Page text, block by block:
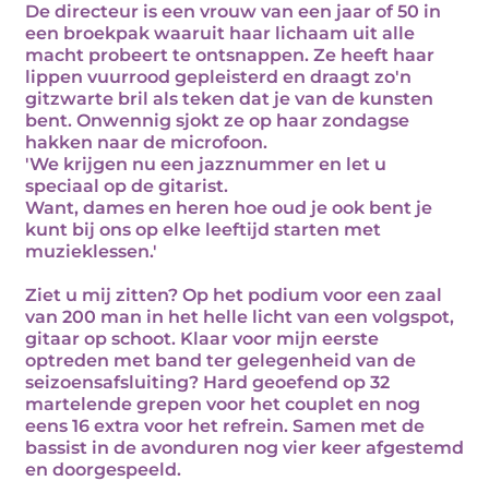
De directeur is een vrouw van een jaar of 50 in
een broekpak waaruit haar lichaam uit alle
macht probeert te ontsnappen. Ze heeft haar
lippen vuurrood gepleisterd en draagt zo'n
gitzwarte bril als teken dat je van de kunsten
bent. Onwennig sjokt ze op haar zondagse
hakken naar de microfoon.
'We krijgen nu een jazznummer en let u
speciaal op de gitarist.
Want, dames en heren hoe oud je ook bent je
kunt bij ons op elke leeftijd starten met
muzieklessen.'
Ziet u mij zitten? Op het podium voor een zaal
van 200 man in het helle licht van een volgspot,
gitaar op schoot. Klaar voor mijn eerste
optreden met band ter gelegenheid van de
seizoensafsluiting? Hard geoefend op 32
martelende grepen voor het couplet en nog
eens 16 extra voor het refrein. Samen met de
bassist in de avonduren nog vier keer afgestemd
en doorgespeeld.